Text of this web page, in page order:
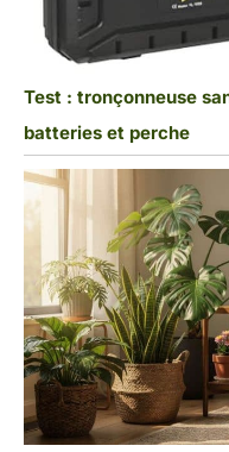
Test : tronçonneuse
batteries et perche